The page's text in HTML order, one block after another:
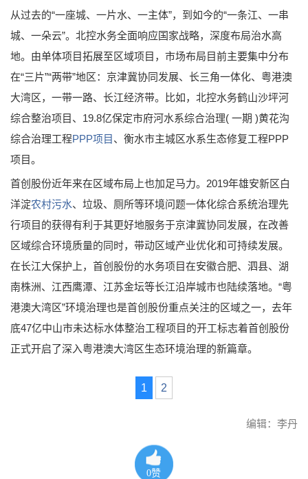
从过去的“一座城、一片水、一主体”，到如今的“一条江、一串
城、一朵云”。北控水务全面响应国家战略，深度布局治水高
地。由单体项目拓展至区域项目，市场布局目前主要集中分布
在“三片”“两带”地区：京津冀协同发展、长三角一体化、粤港澳
大湾区，一带一路、长江经济带。比如，北控水务鹤山沙坪河
综合整治项目、19.8亿保定市府河水系综合治理( 一期 )黄花沟
综合治理工程PPP项目 、衡水市主城区水系生态修复工程PPP
项目。
首创股份近年来在区域布局上也加足马力。2019年雄安新区白
洋淀农村污水、垃圾、厕所等环境问题一体化综合系统治理先
行项目的获得有利于其更好地服务于京津冀协同发展，在改善
区域综合环境质量的同时，带动区域产业优化和可持续发展。
在长江大保护上，首创股份的水务项目在安徽合肥、泗县、湖
南株洲、江西鹰潭、江苏金坛等长江沿岸城市也陆续落地。“粤
港澳大湾区”环境治理也是首创股份重点关注的区域之一，去年
底47亿中山市未达标水体整治工程项目的开工标志着首创股份
正式开启了深入粤港澳大湾区生态环境治理的新篇章。
1 2
编辑：李丹
0赞